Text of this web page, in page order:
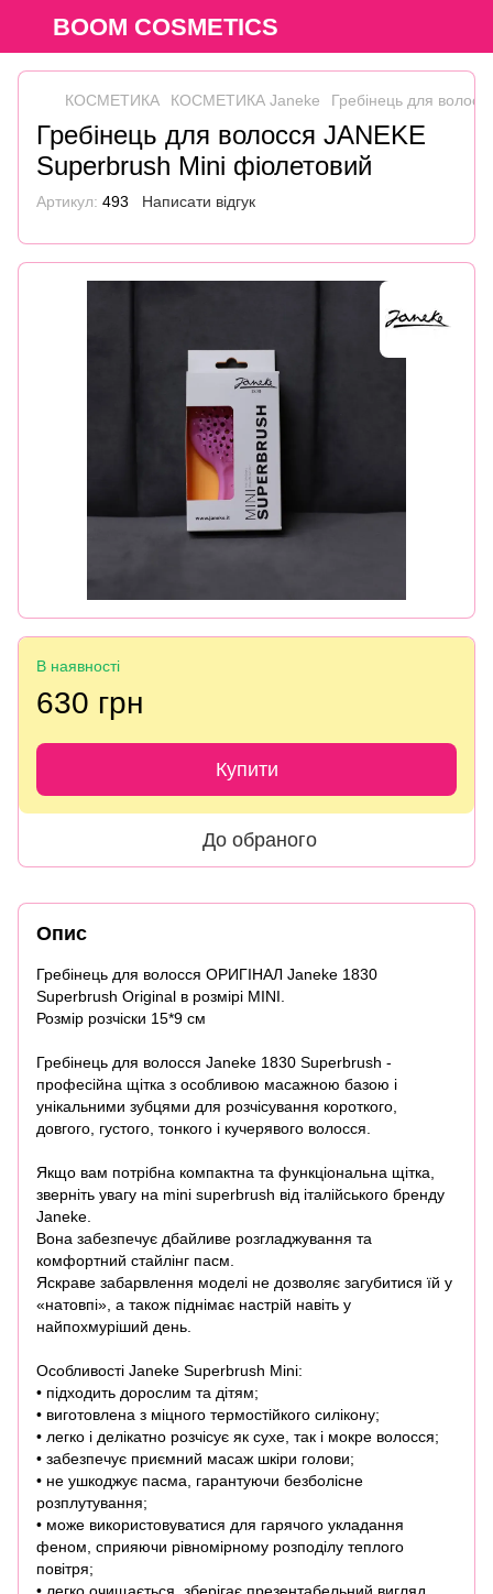
BOOM COSMETICS
КОСМЕТИКА КОСМЕТИКА Janeke Гребінець для
Гребінець для волосся JANEKE
Superbrush Mini фіолетовий
Артикул: 493 Написати відгук
В наявності
630 грн
Купити
До обраного
Опис
Гребінець для волосся ОРИГІНАЛ Janeke 1830
Superbrush Original в розмірі MINI.
Розмір розчіски 15*9 см
Гребінець для волосся Janeke 1830 Superbrush -
професійна щітка з особливою масажною базою і
унікальними зубцями для розчісування короткого,
довгого, густого, тонкого і кучерявого волосся.
Якщо вам потрібна компактна та функціональна щітка,
зверніть увагу на mini superbrush від італійського бренду
Janeke.
Вона забезпечує дбайливе розгладжування та
комфортний стайлінг пасм.
Яскраве забарвлення моделі не дозволяє загубитися їй у
«натовпі», а також піднімає настрій навіть у
найпохмуріший день.
Особливості Janeke Superbrush Mini:
• підходить дорослим та дітям;
• виготовлена з міцного термостійкого силікону;
• легко і делікатно розчісує як сухе, так і мокре волосся;
• забезпечує приємний масаж шкіри голови;
• не ушкоджує пасма, гарантуючи безболісне
розплутування;
• може використовуватися для гарячого укладання
феном, сприяючи рівномірному розподілу теплого
повітря;
• легко очищається, зберігає презентабельний вигляд